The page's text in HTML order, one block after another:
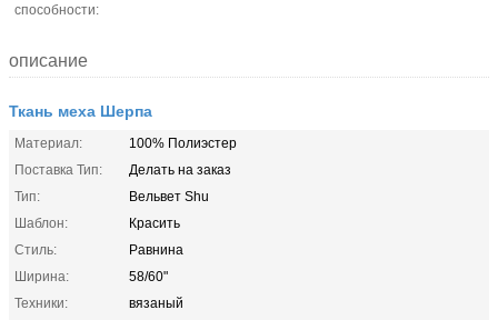
способности:
описание
Ткань меха Шерпа
Материал:
100% Полиэстер
Поставка Тип:
Делать на заказ
Тип:
Вельвет Shu
Шаблон:
Красить
Стиль:
Равнина
Ширина:
58/60"
Техники:
вязаный